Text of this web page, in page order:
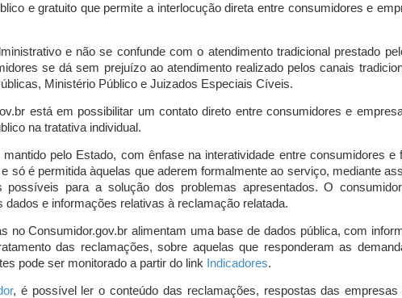
e gratuito que permite a interlocução direta entre consumidores e
e não se confunde com o atendimento tradicional prestado
se dá sem prejuízo ao atendimento realizado pelos canais
Ministério Público e Juizados Especiais Cíveis.
está em possibilitar um contato direto entre consumidores e
na tratativa individual.
pelo Estado, com ênfase na interatividade entre consumidores
só é permitida àquelas que aderem formalmente ao serviço, mediante
para a solução dos problemas apresentados. O
e informações relativas à reclamação relatada.
no Consumidor.gov.br alimentam uma base de dados pública, com
das reclamações, sobre aquelas que responderam as
pode ser monitorado a partir do link
Indicadores.
, é possível ler o conteúdo das reclamações, respostas das